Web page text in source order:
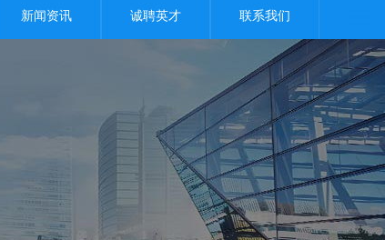
新闻资讯 诚聘英才 联系我们